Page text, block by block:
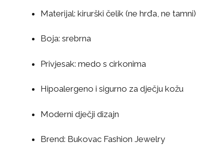
Materijal: kirurški čelik (ne hrđa, ne tamni)
Boja: srebrna
Privjesak: medo s cirkonima
Hipoalergeno i sigurno za dječju kožu
Moderni dječji dizajn
Brend: Bukovac Fashion Jewelry